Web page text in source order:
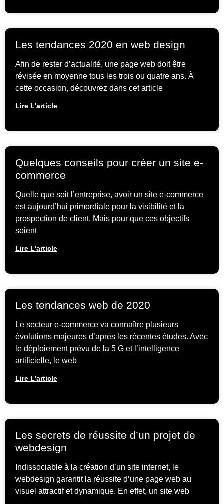
Les tendances 2020 en web design
Afin de rester d’actualité, une page web doit être
révisée en moyenne tous les trois ou quatre ans. À
cette occasion, découvrez dans cet article
Lire L'article
Quelques conseils pour créer un site e-
commerce
Quelle que soit l’entreprise, avoir un site e-commerce
est aujourd’hui primordiale pour la visibilité et la
prospection de client. Mais pour que ces objectifs
soient
Lire L'article
Les tendances web de 2020
Le secteur e-commerce va connaître plusieurs
évolutions majeures d’après les récentes études. Avec
le déploiement prévu de la 5 G et l’intelligence
artificielle, le web
Lire L'article
Les secrets de réussite d’un projet de
webdesign
Indissociable à la création d’un site internet, le
webdesign garantit la réussite d’une page web au
visuel attractif et dynamique. En effet, un site web